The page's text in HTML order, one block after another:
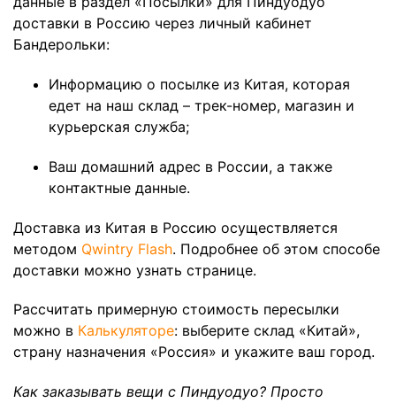
доставки в Россию через личный кабинет
Бандерольки:
Информацию о посылке из Китая, которая
едет на наш склад – трек-номер, магазин и
курьерская служба;
Ваш домашний адрес в России, а также
контактные данные.
Доставка из Китая в Россию осуществляется
методом Qwintry Flash. Подробнее об этом способе
доставки можно узнать странице.
Рассчитать примерную стоимость пересылки
можно в Калькуляторе: выберите склад «Китай»,
страну назначения «Россия» и укажите ваш город.
Как заказывать вещи с Пиндуодуо? Просто